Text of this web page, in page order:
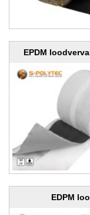
EPDM
EDPM